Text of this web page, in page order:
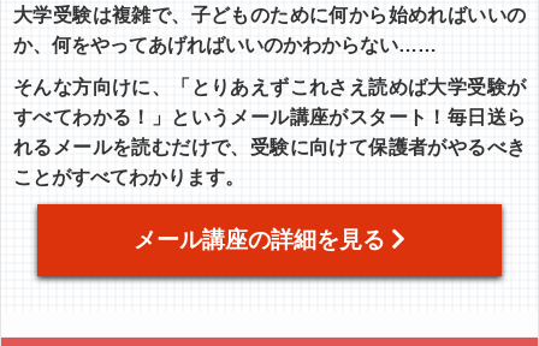
大学受験は複雑で、子どものために何から始めればいいの
か、何をやってあげればいいのかわからない……
そんな方向けに、「とりあえずこれさえ読めば大学受験が
すべてわかる！」というメール講座がスタート！毎日送ら
れるメールを読むだけで、受験に向けて保護者がやるべき
ことがすべてわかります。
メール講座の詳細を見る